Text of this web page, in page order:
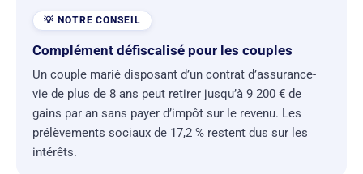
Complément défiscalisé pour les couples
Un couple marié disposant d’un contrat d’assurance-
vie de plus de 8 ans peut retirer jusqu’à 9 200 € de
gains par an sans payer d’impôt sur le revenu. Les
prélèvements sociaux de 17,2 % restent dus sur les
intérêts.